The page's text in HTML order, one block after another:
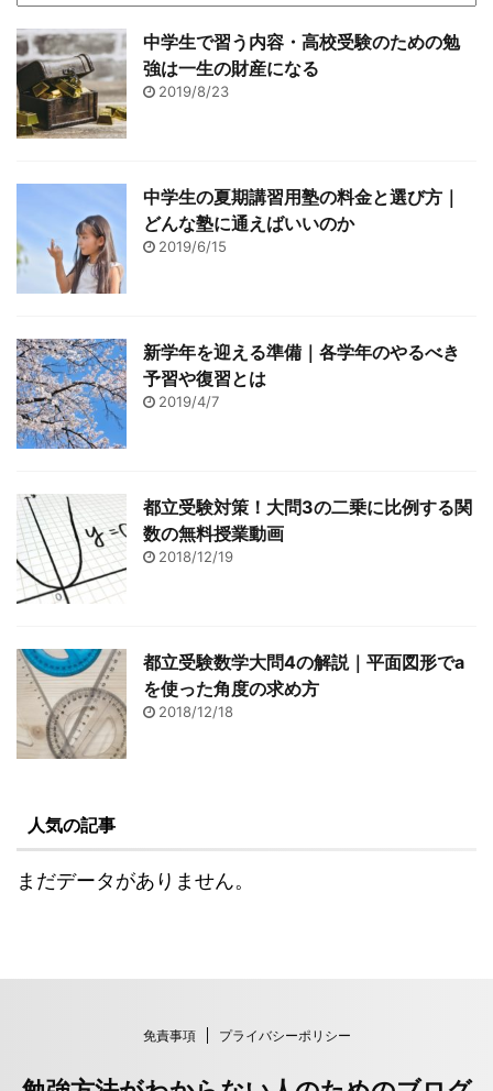
中学生で習う内容・高校受験のための勉
強は一生の財産になる
2019/8/23
中学生の夏期講習用塾の料金と選び方｜
どんな塾に通えばいいのか
2019/6/15
新学年を迎える準備｜各学年のやるべき
予習や復習とは
2019/4/7
都立受験対策！大問3の二乗に比例する関
数の無料授業動画
2018/12/19
都立受験数学大問4の解説｜平面図形でa
を使った角度の求め方
2018/12/18
人気の記事
まだデータがありません。
免責事項 プライバシーポリシー